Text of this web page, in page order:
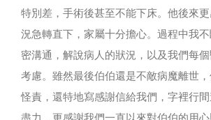
特別差，手術後甚至不能下床。他後來
況急轉直下，家屬十分擔心。過程中我
密溝通，解說病人的狀況，以及我們每
考慮。雖然最後伯伯還是不敵病魔離世
怪責，還特地寫感謝信給我們，字裡行